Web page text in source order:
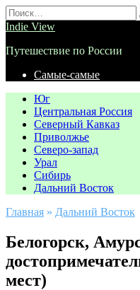
Перейти
к
Search
for:
Indie View
Путешествие по России
Самые-самые
Юг
Центральная Россия
Северный Кавказ
Приволжье
Северо-запад
Урал
Сибирь
Дальний Восток
Главная » Дальний Восток
Белогорск,
мест)